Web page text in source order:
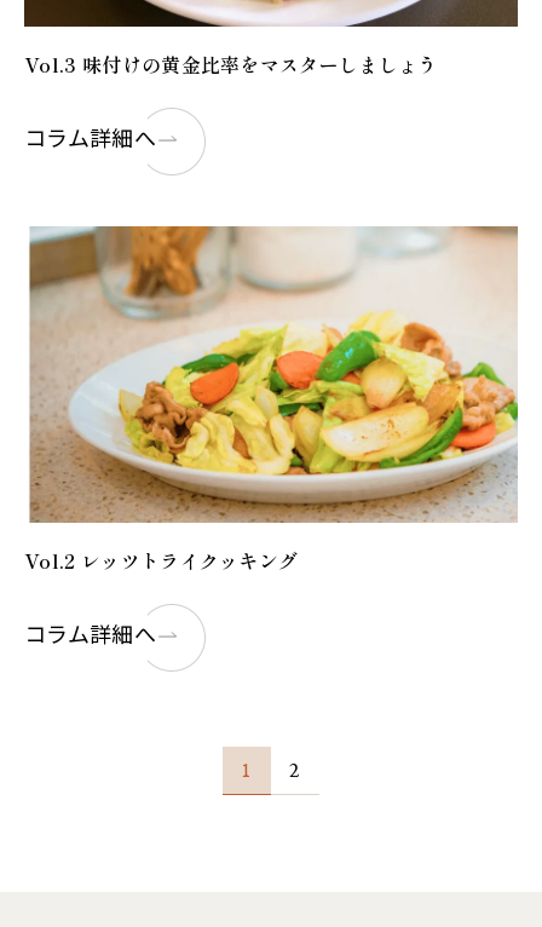
Vol.3 味付けの黄金比率をマスターしましょう
コラム詳細へ
Vol.2 レッツトライクッキング
コラム詳細へ
1 2